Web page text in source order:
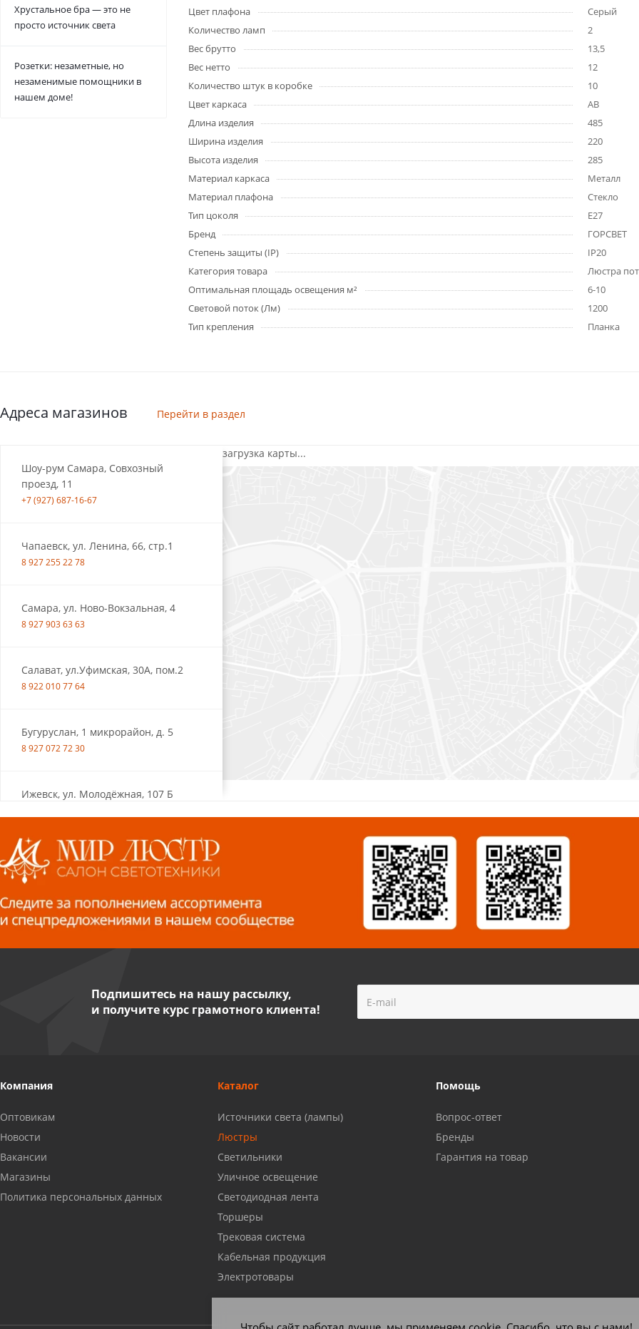
Цвет плафона
Серый
Количество ламп
2
Вес брутто
13,5
Вес нетто
12
Количество штук в коробке
10
Цвет каркаса
AB
Длина изделия
485
Ширина изделия
220
Высота изделия
285
Материал каркаса
Металл
Материал плафона
Стекло
Тип цоколя
E27
Бренд
ГОРСВЕТ
Степень защиты (IP)
IP20
Категория товара
Люстра
Оптимальная площадь освещения м²
6-10
Световой поток (Лм)
1200
Тип крепления
Планка
Хрустальное бра — это не
просто источник света
Розетки: незаметные, но
незаменимые помощники в
нашем доме!
Адреса магазинов Перейти в раздел
Шоу-рум Самара, Совхозный
проезд, 11
+7 (927) 687-16-67
Чапаевск, ул. Ленина, 66, стр.1
8 927 255 22 78
Самара, ул. Ново-Вокзальная, 4
8 927 903 63 63
Салават, ул.Уфимская, 30А, пом.2
8 922 010 77 64
Бугуруслан, 1 микрорайон, д. 5
8 927 072 72 30
Ижевск, ул. Молодёжная, 107 Б
Волжский, ул. Мира 47 В
8 927 255 38 33
Пенза, ул. Пролетарская, 61 ТЦ
"Стройбери"
Миасс, ул. Романенко, 95
8 927 009 54 63
Саратов, ул. Танкистов, 37 (БЦ
загрузка карты...
Подпишитесь на нашу рассылку,
и получите курс грамотного клиента!
Компания
Оптовикам
Новости
Вакансии
Магазины
Политика персональных данных
Каталог
Источники света (лампы)
Люстры
Светильники
Уличное освещение
Светодиодная лента
Торшеры
Трековая система
Кабельная продукция
Электротовары
Помощь
Вопрос-ответ
Бренды
Гарантия на товар